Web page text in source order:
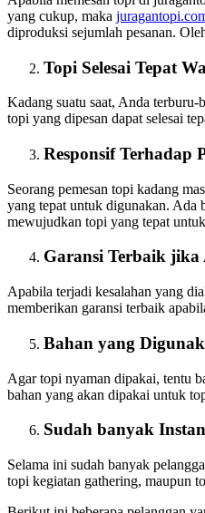
yang cukup, maka
diproduksi sejumlah pesanan.
Topi Selesai Tepat
Kadang suatu saat, Anda
topi yang dipesan dapat selesai
Responsif Terhadap
Seorang pemesan topi kadang
yang tepat untuk digunakan. Ada
mewujudkan topi yang tepat
Garansi Terbaik
Apabila terjadi kesalahan yang
memberikan garansi terbaik
Bahan yang
Agar topi nyaman dipakai, tentu
bahan yang akan dipakai untuk
Sudah banyak
Selama ini sudah banyak
topi kegiatan gathering, maupun